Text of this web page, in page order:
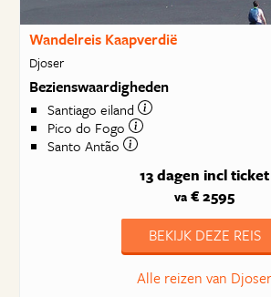
Wandelreis Kaapverdië
Djoser
Bezienswaardigheden
Santiago eiland
Pico do Fogo
Santo Antão
13 dagen incl ticket
va € 2595
BEKIJK DEZE REIS
Alle reizen van Djoser